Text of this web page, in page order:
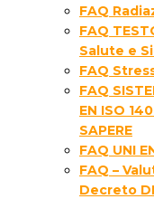
FAQ
FAQ
Salute e
FAQ
FAQ
EN ISO
SAPERE
FAQ UNI
FAQ –
Decreto